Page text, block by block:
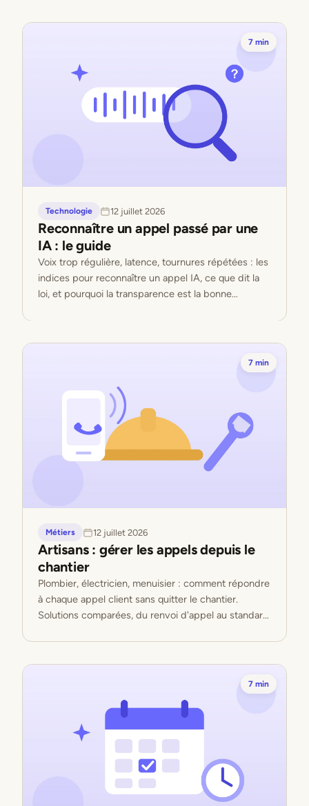
7 min
Technologie 12 juillet 2026
Reconnaître un appel passé par une
IA : le guide
Voix trop régulière, latence, tournures répétées : les
indices pour reconnaître un appel IA, ce que dit la
loi, et pourquoi la transparence est la bonne
7 min
Métiers 12 juillet 2026
Artisans : gérer les appels depuis le
chantier
Plombier, électricien, menuisier : comment répondre
à chaque appel client sans quitter le chantier.
Solutions comparées, du renvoi d'appel au standard
7 min